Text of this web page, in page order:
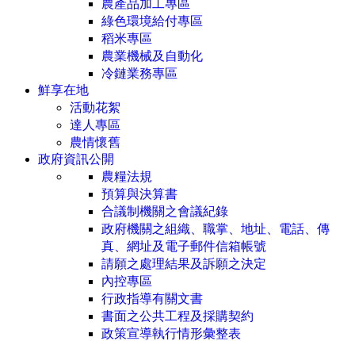
農產品加工專區
綠色環境給付專區
稻米專區
農業機械及自動化
冷鏈業務專區
鮮享在地
活動花絮
達人專區
農情懷舊
政府資訊公開
農糧法規
預算與決算書
合議制機關之會議紀錄
政府機關之組織、職掌、地址、電話、傳
真、網址及電子郵件信箱帳號
請願之處理結果及訴願之決定
內控專區
行政指導有關文書
書面之公共工程及採購契約
政策宣導執行情形彙整表